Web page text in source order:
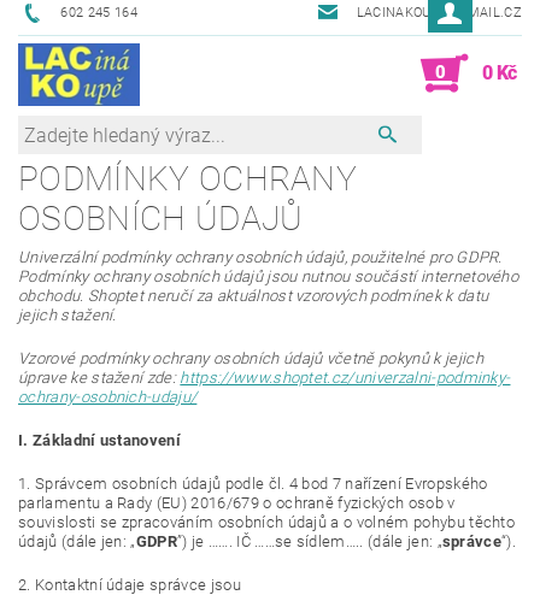
602 245 164 LACINAKOUPE@EMAIL.CZ
0 0 Kč
PODMÍNKY OCHRANY
OSOBNÍCH ÚDAJŮ
Univerzální podmínky ochrany osobních údajů, použitelné pro GDPR.
Podmínky ochrany osobních údajů jsou nutnou součástí internetového
obchodu. Shoptet neručí za aktuálnost vzorových podmínek k datu
jejich stažení.
Vzorové podmínky ochrany osobních údajů včetně pokynů k jejich
úprave ke stažení zde: https://www.shoptet.cz/univerzalni-podminky-
ochrany-osobnich-udaju/
I. Základní ustanovení
1. Správcem osobních údajů podle čl. 4 bod 7 nařízení Evropského
parlamentu a Rady (EU) 2016/679 o ochraně fyzických osob v
souvislosti se zpracováním osobních údajů a o volném pohybu těchto
údajů (dále jen: „GDPR”) je ……. IČ ……se sídlem….. (dále jen: „správce“).
2. Kontaktní údaje správce jsou